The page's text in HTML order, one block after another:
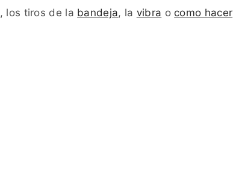
, los tiros de la bandeja, la vibra o como hacer